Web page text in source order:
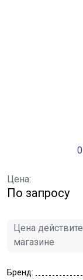
0
Цена:
По запросу
Цена
магазине
Бренд: